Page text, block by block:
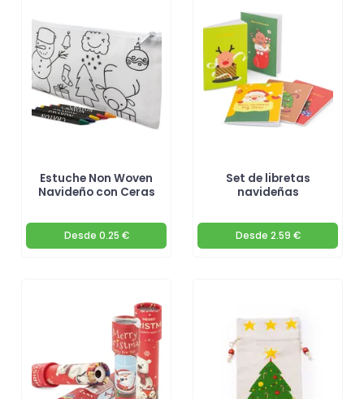
Estuche Non Woven
Navideño con Ceras
Desde 0.25 €
Set de libretas
navideñas
Desde 2.59 €